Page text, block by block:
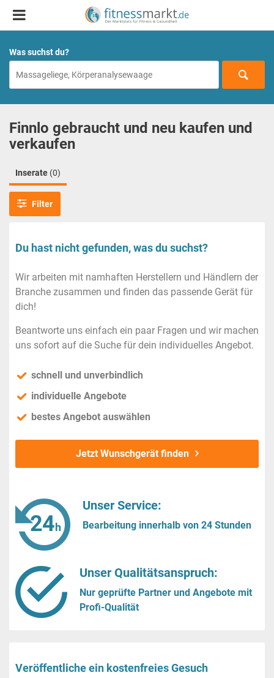
Was suchst du?
Finnlo gebraucht und neu kaufen und
verkaufen
Inserate (0)
Filter
Du hast nicht gefunden, was du suchst?
Wir arbeiten mit namhaften Herstellern und Händlern der
Branche zusammen und finden das passende Gerät für
dich!
Beantworte uns einfach ein paar Fragen und wir machen
uns sofort auf die Suche für dein individuelles Angebot.
schnell und unverbindlich
individuelle Angebote
bestes Angebot auswählen
Jetzt Wunschgerät finden
Unser Service:
Bearbeitung innerhalb von 24 Stunden
Unser Qualitätsanspruch:
Nur geprüfte Partner und Angebote mit
Profi-Qualität
Veröffentliche ein kostenfreies Gesuch